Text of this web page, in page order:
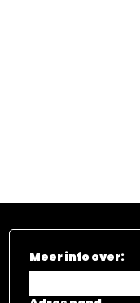
Meer info over: